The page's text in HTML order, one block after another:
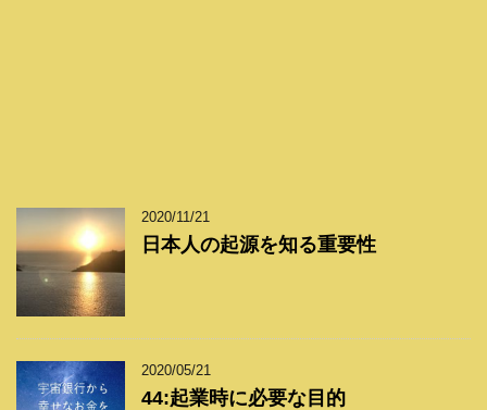
2020/11/21
日本人の起源を知る重要性
2020/05/21
44:起業時に必要な目的